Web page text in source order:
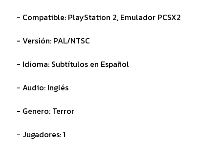
- Compatible: PlayStation 2, Emulador PCSX2
- Versión: PAL/NTSC
- Idioma: Subtítulos en Español
- Audio: Inglés
- Genero: Terror
- Jugadores: 1